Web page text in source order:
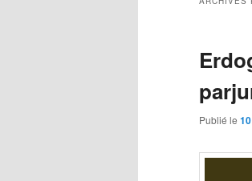
Publié le